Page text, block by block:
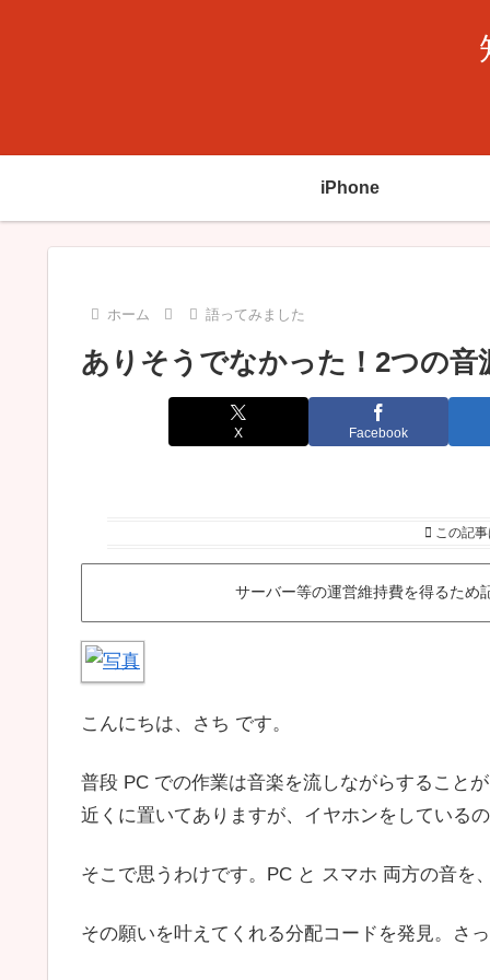
iPhone
ホーム 語ってみました
ありそうでなかった！2つの
X Facebook
この記
サーバー等の運営維持費を得るため
こんにちは、さち です。
普段 PC での作業は音楽を流しながらすること
近くに置いてありますが、イヤホンをしている
そこで思うわけです。PC と スマホ 両方の音を
その願いを叶えてくれる分配コードを発見。さ